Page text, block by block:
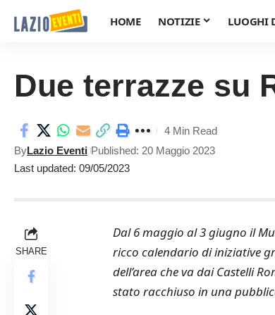
HOME NOTIZIE LUOGHI
Due terrazze su
Last updated: 09/05/2023
ByLazio Eventi Published: 20 Maggio 2023
4 Min Read
SHARE
Dal 6 maggio al 3 giugno il
ricco calendario di iniziative
dell’area che va dai Castelli
stato racchiuso in una